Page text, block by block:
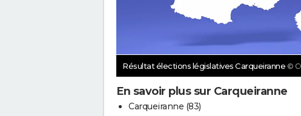
Résultat élections législatives Carqueiranne ©
En savoir plus sur Carqueiranne
Carqueiranne (83)